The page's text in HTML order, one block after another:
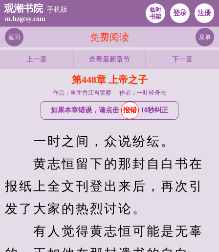
观潮书院 手机版
m.hzgcsy.com
临时
书架
登录 注册
免费阅读
返回 菜单
上一章 查看最新章节 下一章
第448章 上帝之子
作品：重生香江当警察 作者：一叶轻舟去
如果本章错误，请点击 报错 10秒纠正
一时之间，众说纷纭。
黄志恒留下的那封自白书在
报纸上全文刊登出来后，再次引
发了大家的热烈讨论。
有人觉得黄志恒可能是无辜